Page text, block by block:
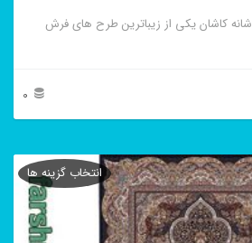
فرش طرح فرهام فیلی ۷۰۰ شانه کاشان یکی از زیباترین طرح های فرش
0
انتخاب گزینه ها